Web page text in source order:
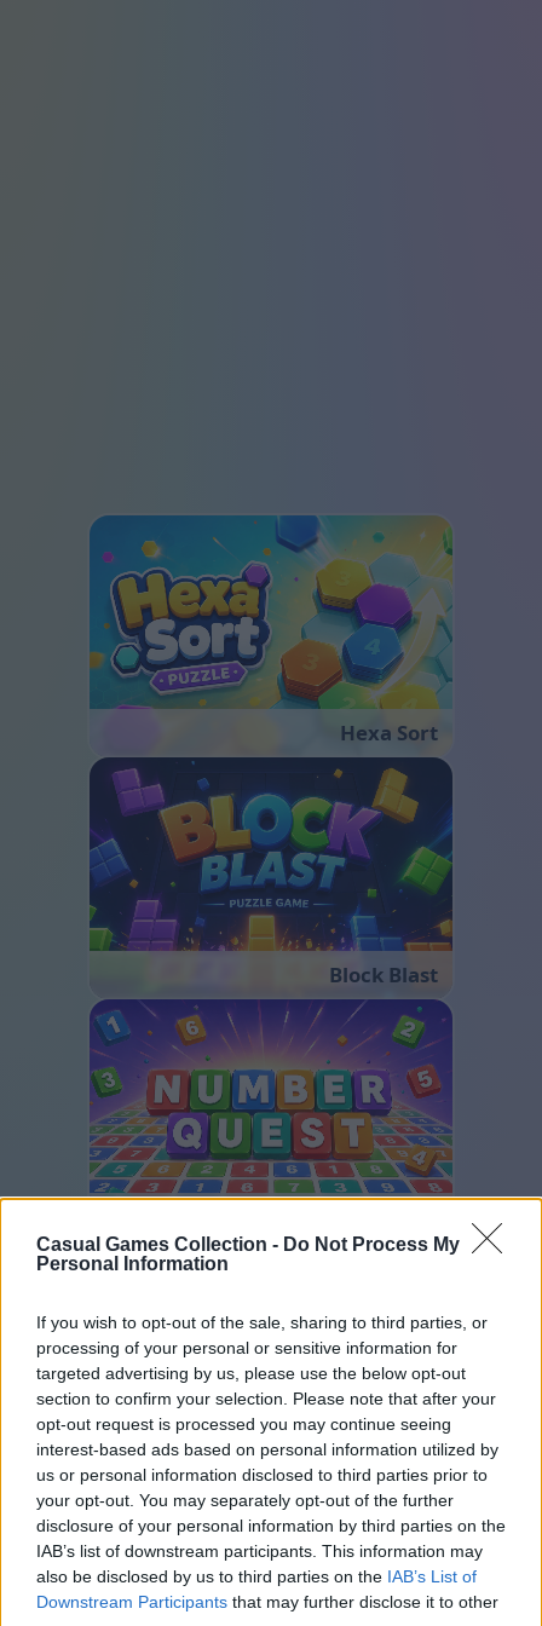
Casual Games Collection - Do Not Process My
Personal Information
If you wish to opt-out of the sale, sharing to third parties, or
processing of your personal or sensitive information for
targeted advertising by us, please use the below opt-out
section to confirm your selection. Please note that after your
opt-out request is processed you may continue seeing
interest-based ads based on personal information utilized by
us or personal information disclosed to third parties prior to
your opt-out. You may separately opt-out of the further
disclosure of your personal information by third parties on the
IAB’s list of downstream participants. This information may
also be disclosed by us to third parties on the IAB’s List of
Downstream Participants that may further disclose it to other
Hexa Sort
Block Blast
Ball Sort